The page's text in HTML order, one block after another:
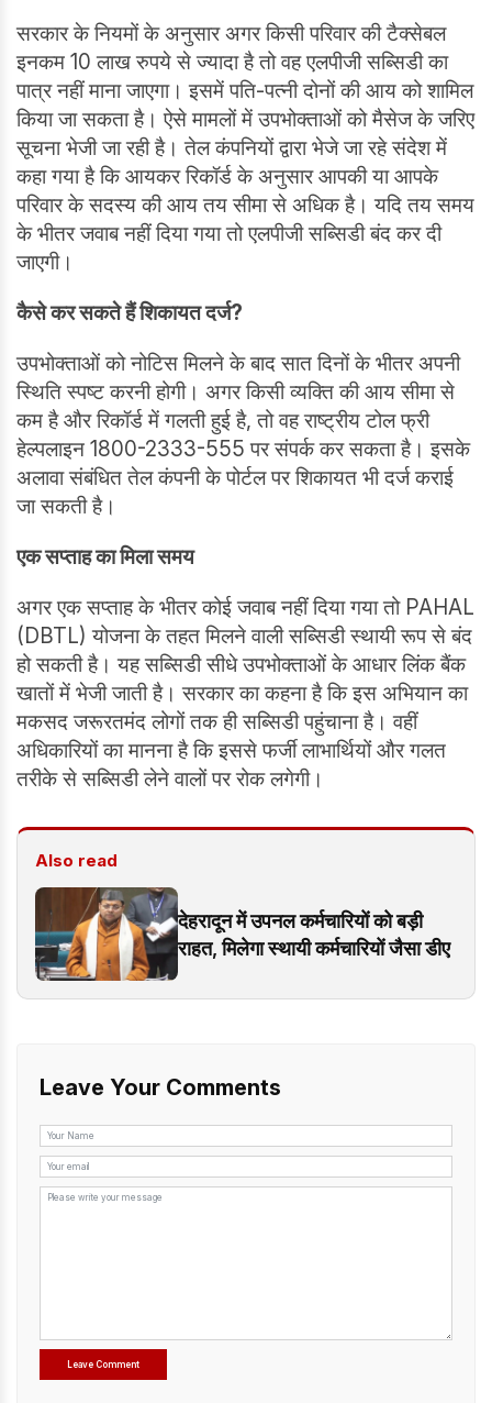
सरकार के नियमों के अनुसार अगर किसी परिवार की टैक्सेबल
इनकम 10 लाख रुपये से ज्यादा है तो वह एलपीजी सब्सिडी का
पात्र नहीं माना जाएगा। इसमें पति-पत्नी दोनों की आय को शामिल
किया जा सकता है। ऐसे मामलों में उपभोक्ताओं को मैसेज के जरिए
सूचना भेजी जा रही है। तेल कंपनियों द्वारा भेजे जा रहे संदेश में
कहा गया है कि आयकर रिकॉर्ड के अनुसार आपकी या आपके
परिवार के सदस्य की आय तय सीमा से अधिक है। यदि तय समय
के भीतर जवाब नहीं दिया गया तो एलपीजी सब्सिडी बंद कर दी
जाएगी।
कैसे कर सकते हैं शिकायत दर्ज?
उपभोक्ताओं को नोटिस मिलने के बाद सात दिनों के भीतर अपनी
स्थिति स्पष्ट करनी होगी। अगर किसी व्यक्ति की आय सीमा से
कम है और रिकॉर्ड में गलती हुई है, तो वह राष्ट्रीय टोल फ्री
हेल्पलाइन 1800-2333-555 पर संपर्क कर सकता है। इसके
अलावा संबंधित तेल कंपनी के पोर्टल पर शिकायत भी दर्ज कराई
जा सकती है।
एक सप्ताह का मिला समय
अगर एक सप्ताह के भीतर कोई जवाब नहीं दिया गया तो PAHAL
(DBTL) योजना के तहत मिलने वाली सब्सिडी स्थायी रूप से बंद
हो सकती है। यह सब्सिडी सीधे उपभोक्ताओं के आधार लिंक बैंक
खातों में भेजी जाती है। सरकार का कहना है कि इस अभियान का
मकसद जरूरतमंद लोगों तक ही सब्सिडी पहुंचाना है। वहीं
अधिकारियों का मानना है कि इससे फर्जी लाभार्थियों और गलत
तरीके से सब्सिडी लेने वालों पर रोक लगेगी।
Also read
देहरादून में उपनल कर्मचारियों को बड़ी
राहत, मिलेगा स्थायी कर्मचारियों जैसा डीए
Leave Your Comments